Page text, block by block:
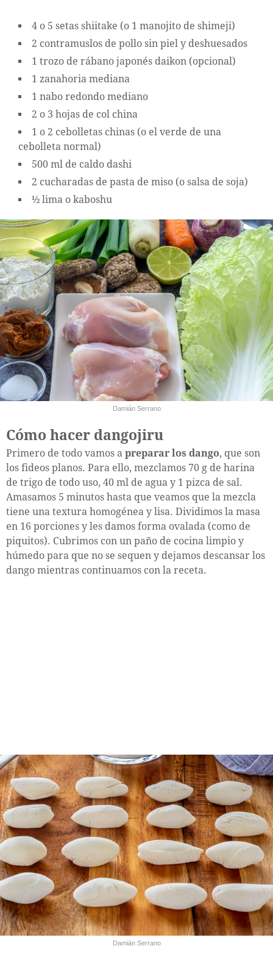
4 o 5 setas shiitake (o 1 manojito de shimeji)
2 contramuslos de pollo sin piel y deshuesados
1 trozo de rábano japonés daikon (opcional)
1 zanahoria mediana
1 nabo redondo mediano
2 o 3 hojas de col china
1 o 2 cebolletas chinas (o el verde de una
cebolleta normal)
500 ml de caldo dashi
2 cucharadas de pasta de miso (o salsa de soja)
½ lima o kaboshu
Damián Serrano
Cómo hacer dangojiru
Primero de todo vamos a preparar los dango, que son
los fideos planos. Para ello, mezclamos 70 g de harina
de trigo de todo uso, 40 ml de agua y 1 pizca de sal.
Amasamos 5 minutos hasta que veamos que la mezcla
tiene una textura homogénea y lisa. Dividimos la masa
en 16 porciones y les damos forma ovalada (como de
piquitos). Cubrimos con un paño de cocina limpio y
húmedo para que no se sequen y dejamos descansar los
dango mientras continuamos con la receta.
Damián Serrano